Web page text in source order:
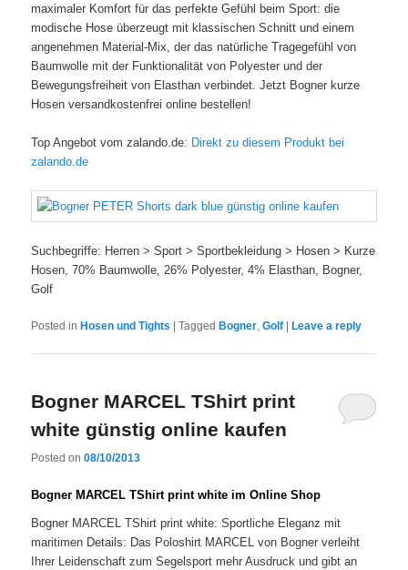
maximaler Komfort für das perfekte Gefühl beim Sport: die
modische Hose überzeugt mit klassischen Schnitt und einem
angenehmen Material-Mix, der das natürliche Tragegefühl von
Baumwolle mit der Funktionalität von Polyester und der
Bewegungsfreiheit von Elasthan verbindet. Jetzt Bogner kurze
Hosen versandkostenfrei online bestellen!
Top Angebot vom zalando.de: Direkt zu diesem Produkt bei
zalando.de
Suchbegriffe: Herren > Sport > Sportbekleidung > Hosen > Kurze
Hosen, 70% Baumwolle, 26% Polyester, 4% Elasthan, Bogner,
Golf
Posted in Hosen und Tights |Tagged Bogner,Golf Leave a reply
Bogner MARCEL TShirt print
white günstig online kaufen
Posted on08/10/2013
Bogner MARCEL TShirt print white im Online Shop
Bogner MARCEL TShirt print white: Sportliche Eleganz mit
maritimen Details: Das Poloshirt MARCEL von Bogner verleiht
Ihrer Leidenschaft zum Segelsport mehr Ausdruck und gibt an